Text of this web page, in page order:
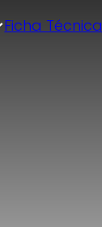
Ficha Técnica